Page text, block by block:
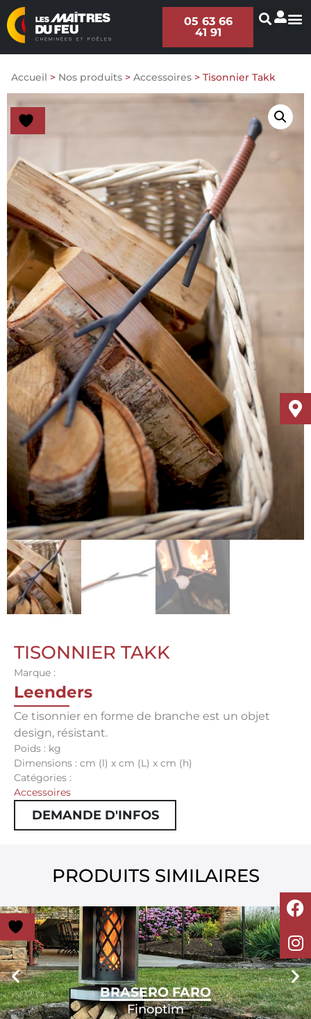
05 63 66
41 91
Accueil > Nos produits > Accessoires > Tisonnier Takk
TISONNIER TAKK
Marque :
Leenders
Ce tisonnier en forme de branche est un objet
design, résistant.
Poids : kg
Dimensions : cm (l) x cm (L) x cm (h)
Catégories :
Accessoires
DEMANDE D'INFOS
PRODUITS SIMILAIRES
BRASERO FARO
Finoptim